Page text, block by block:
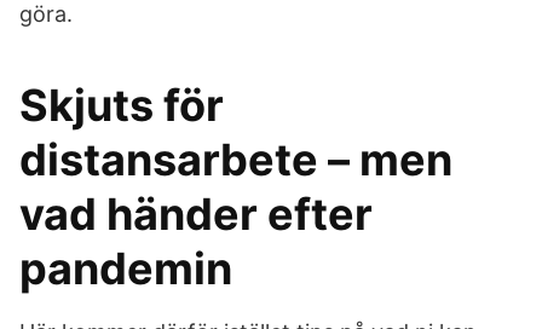
göra.
Skjuts för
distansarbete – men
vad händer efter
pandemin